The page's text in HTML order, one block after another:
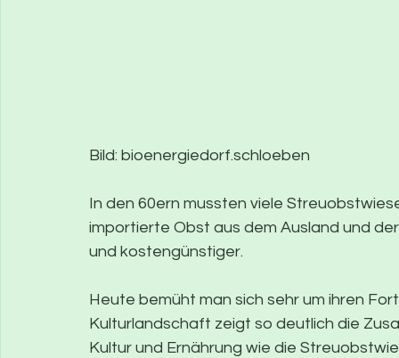
Bild: bioenergiedorf.schloeben
In den 60ern mussten viele
importierte Obst aus dem Ausland und
und kostengünstiger.
Heute bemüht man sich sehr um ihren
Kulturlandschaft zeigt so deutlich die
Kultur und Ernährung wie die